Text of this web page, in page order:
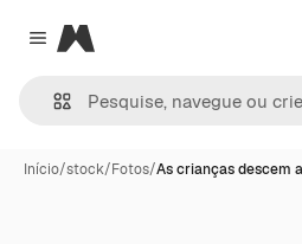
Close menu
Magnific
Início/stock/Fotos/As crianças descem